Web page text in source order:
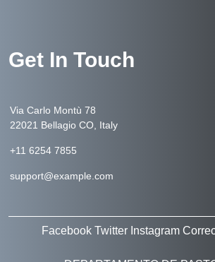
Get In Touch
Via Carlo Montù 78
22021 Bellagio CO, Italy
+11 6254 7855
support@example.com
Facebook Twitter Instagram